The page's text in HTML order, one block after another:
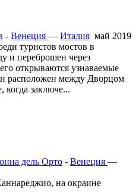
- Венеция — Италия май 2019
туристов мостов в
и переброшен через
открываются узнаваемые
расположен между Дворцом
заключе...
дель Орто - Венеция —
на окраине